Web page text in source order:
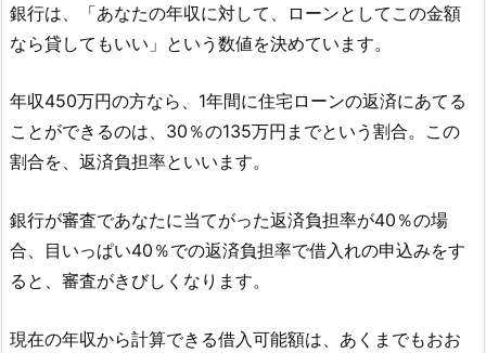
銀行は、「あなたの年収に対して、ローンとしてこの金額
なら貸してもいい」という数値を決めています。
年収450万円の方なら、1年間に住宅ローンの返済にあてる
ことができるのは、30％の135万円までという割合。この
割合を、返済負担率といいます。
銀行が審査であなたに当てがった返済負担率が40％の場
合、目いっぱい40％での返済負担率で借入れの申込みをす
ると、審査がきびしくなります。
現在の年収から計算できる借入可能額は、あくまでもおお